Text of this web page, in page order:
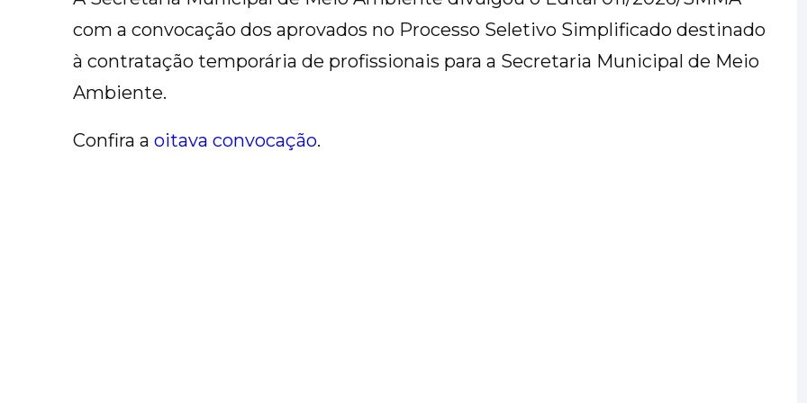
com a convocação dos aprovados no Processo Seletivo Simplificado destinado
à contratação temporária de profissionais para a Secretaria Municipal de Meio
Ambiente.
Confira a oitava convocação.